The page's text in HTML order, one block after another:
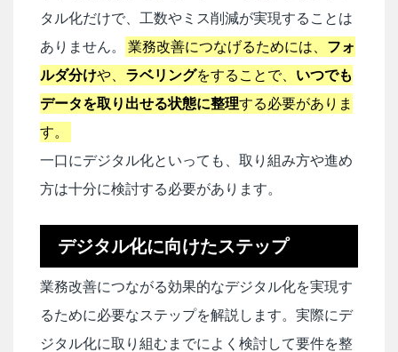
タル化だけで、工数やミス削減が実現することは
ありません。
業務改善につなげるためには、 フォ
ルダ分けや、 ラベリングをすることで、 いつでも
データを取り出せる状態に整理する必要がありま
す。
一口にデジタル化といっても、取り組み方や進め
方は十分に検討する必要があります。
デジタル化に向けたステップ
業務改善につながる効果的なデジタル化を実現す
るために必要なステップを解説します。実際にデ
ジタル化に取り組むまでによく検討して要件を整